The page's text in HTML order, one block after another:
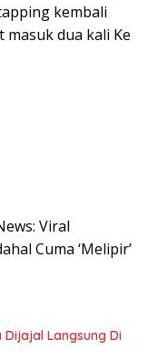
kembali
dua kali Ke
Viral
Cuma ‘Melipir’
Langsung Di